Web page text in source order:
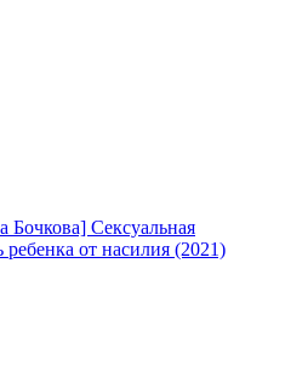
Бочкова] Сексуальная
ребенка от насилия (2021)